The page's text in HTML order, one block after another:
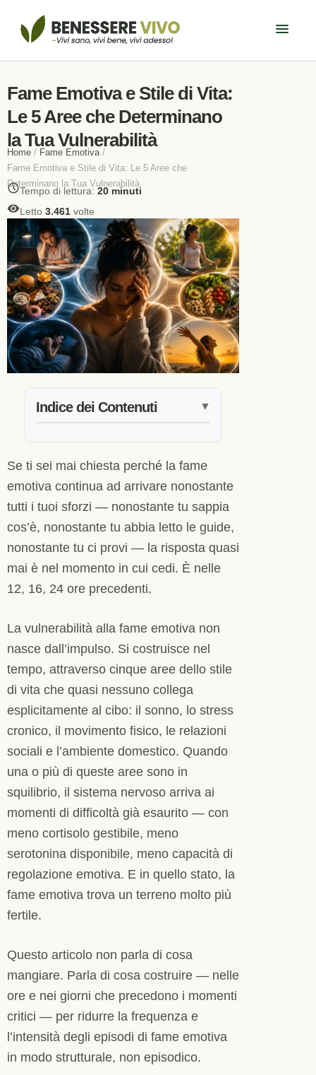
Fame Emotiva e Stile di Vita:
Le 5 Aree che Determinano
la Tua Vulnerabilità
Home / Fame Emotiva /
Fame Emotiva e Stile di Vita: Le 5 Aree che
Determinano la Tua Vulnerabilità
Tempo di lettura:20 minuti
Letto 3.461 volte
Indice dei Contenuti ▼
Se ti sei mai chiesta perché la fame
emotiva continua ad arrivare nonostante
tutti i tuoi sforzi — nonostante tu sappia
cos’è, nonostante tu abbia letto le guide,
nonostante tu ci provi — la risposta quasi
mai è nel momento in cui cedi. È nelle
12, 16, 24 ore precedenti.
La vulnerabilità alla fame emotiva non
nasce dall’impulso. Si costruisce nel
tempo, attraverso cinque aree dello stile
di vita che quasi nessuno collega
esplicitamente al cibo: il sonno, lo stress
cronico, il movimento fisico, le relazioni
sociali e l’ambiente domestico. Quando
una o più di queste aree sono in
squilibrio, il sistema nervoso arriva ai
momenti di difficoltà già esaurito — con
meno cortisolo gestibile, meno
serotonina disponibile, meno capacità di
regolazione emotiva. E in quello stato, la
fame emotiva trova un terreno molto più
fertile.
Questo articolo non parla di cosa
mangiare. Parla di cosa costruire — nelle
ore e nei giorni che precedono i momenti
critici — per ridurre la frequenza e
l’intensità degli episodi di fame emotiva
in modo strutturale, non episodico.